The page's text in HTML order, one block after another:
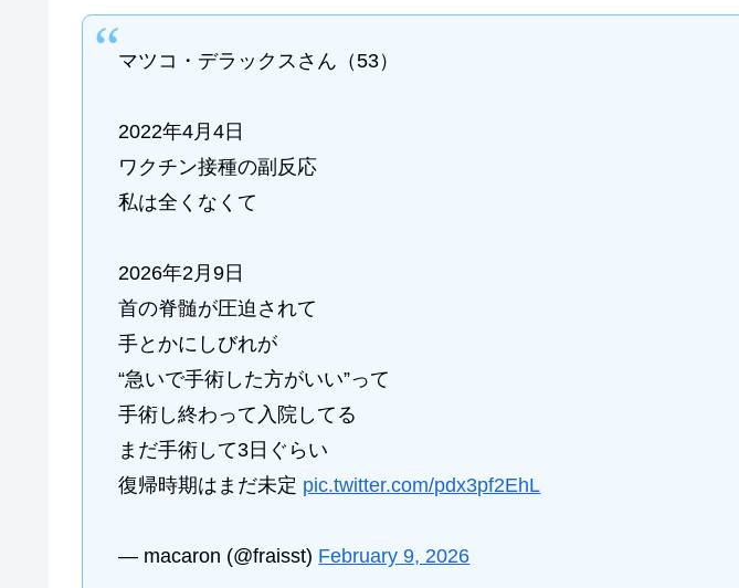
マツコ・デラックスさん（53）
2022年4月4日
ワクチン接種の副反応
私は全くなくて
2026年2月9日
首の脊髄が圧迫されて
手とかにしびれが
“急いで手術した方がいい”って
手術し終わって入院してる
まだ手術して3日ぐらい
復帰時期はまだ未定 pic.twitter.com/pdx3pf2EhL
— macaron (@fraisst) February 9, 2026